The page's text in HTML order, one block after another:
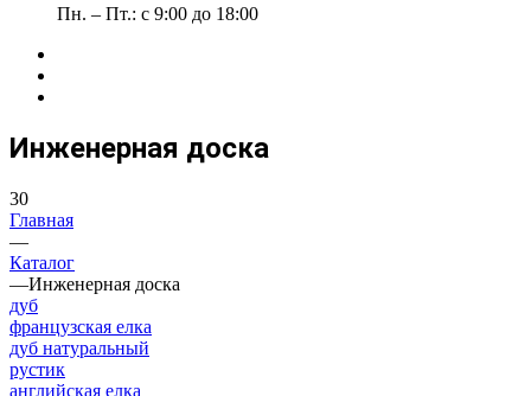
Пн. – Пт.: с 9:00 до 18:00
Инженерная доска
30
Главная
—
Каталог
—Инженерная доска
дуб
французская елка
дуб натуральный
рустик
английская елка